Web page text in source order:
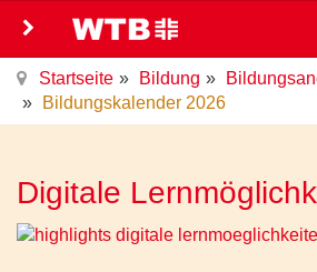
Startseite Bildung
Bildungskalender 2026
Digitale